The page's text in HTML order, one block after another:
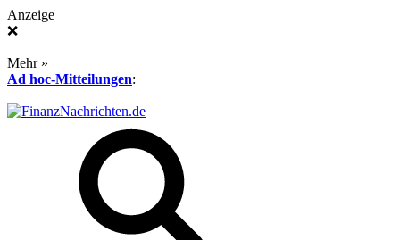
Anzeige
❌
Mehr »
Ad hoc-Mitteilungen: